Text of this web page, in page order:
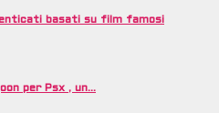
basati su film famosi
per Psx , un…